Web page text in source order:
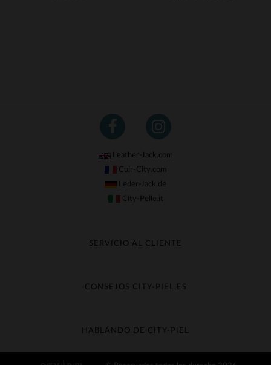
Leather-Jack.com
Cuir-City.com
Leder-Jack.de
City-Pelle.it
SERVICIO AL CLIENTE
Cambio & Reembolso
Contacte con el servicio de atención al cliente
CONSEJOS CITY-PIEL.ES
Guía de materiales
HABLANDO DE CITY-PIEL